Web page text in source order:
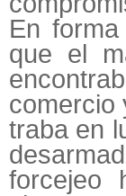
En
que el
comercio
traba en
forcejeo